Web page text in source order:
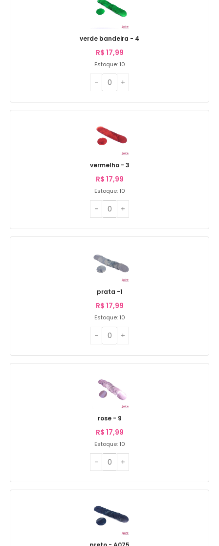
verde bandeira - 4
R$ 17,99
Estoque: 10
vermelho - 3
R$ 17,99
Estoque: 10
prata -1
R$ 17,99
Estoque: 10
rose - 9
R$ 17,99
Estoque: 10